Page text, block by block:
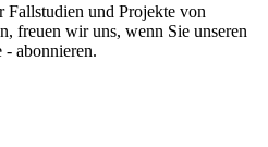
Fallstudien und Projekte von
freuen wir uns, wenn Sie unseren
- abonnieren.